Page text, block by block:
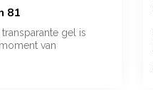
81
gel is
van